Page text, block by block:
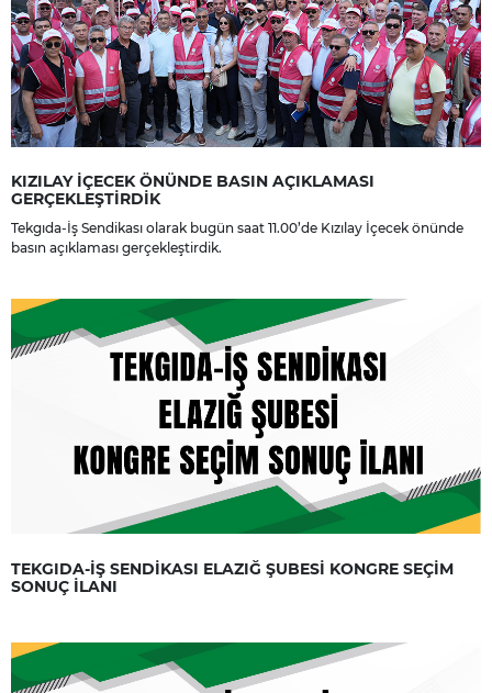
KIZILAY İÇECEK ÖNÜNDE BASIN AÇIKLAMASI
GERÇEKLEŞTİRDİK
Tekgıda-İş Sendikası olarak bugün saat 11.00’de Kızılay İçecek önünde
basın açıklaması gerçekleştirdik.
TEKGIDA-İŞ SENDİKASI ELAZIĞ ŞUBESİ KONGRE SEÇİM
SONUÇ İLANI